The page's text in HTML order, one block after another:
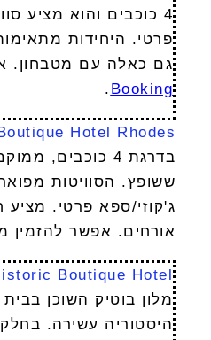
4 כוכבים והוא מציע
גם כאלה עם מטבחון.
Booking
.
Hotel Rhodes
בדרגת 4 כוכבים,
ששופץ. הסוויטות
אורחים. אפשר להזמין
Boutique Hotel
מלון בוטיק השוכן
היסטוריה עשירה.